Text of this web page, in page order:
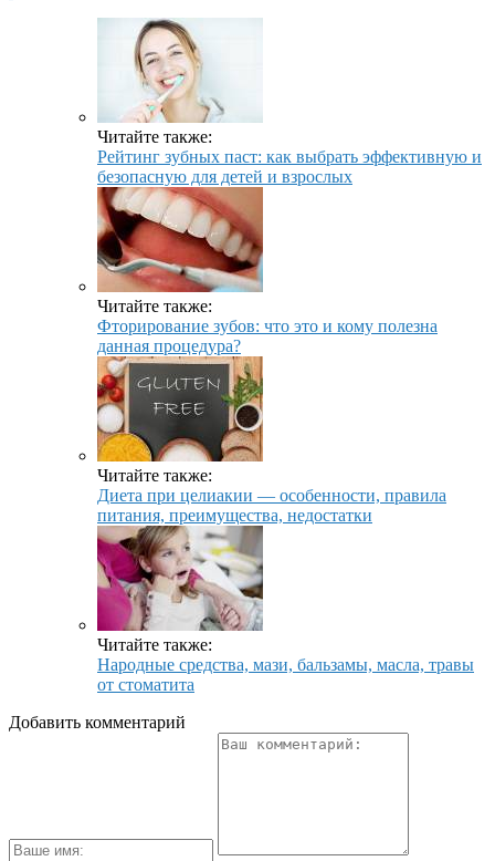
Читайте также:
Рейтинг зубных паст: как выбрать эффективную и
безопасную для детей и взрослых
Читайте также:
Фторирование зубов: что это и кому полезна
данная процедура?
Читайте также:
Диета при целиакии — особенности, правила
питания, преимущества, недостатки
Читайте также:
Народные средства, мази, бальзамы, масла, травы
от стоматита
Добавить комментарий